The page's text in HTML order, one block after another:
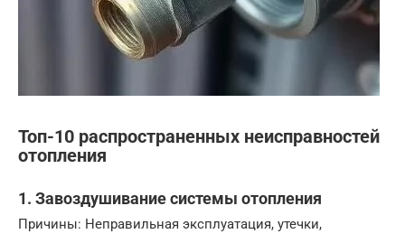
Топ-10 распространенных неисправностей
отопления
1. Завоздушивание системы отопления
Причины: Неправильная эксплуатация, утечки,